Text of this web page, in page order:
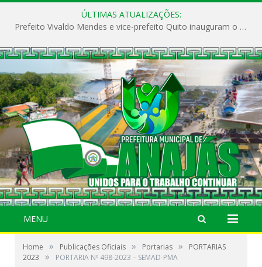
ÚLTIMAS ATUALIZAÇÕES:
Prefeito Vivaldo Mendes e vice-prefeito Quito inauguram o CAPS e fortalecem a saúde pública em Anajás.
MENU
Home » Publicações Oficiais » Portarias »
PORTARIAS
2023
» PORTARIA Nº 498-2023 – SEMAD-PMA